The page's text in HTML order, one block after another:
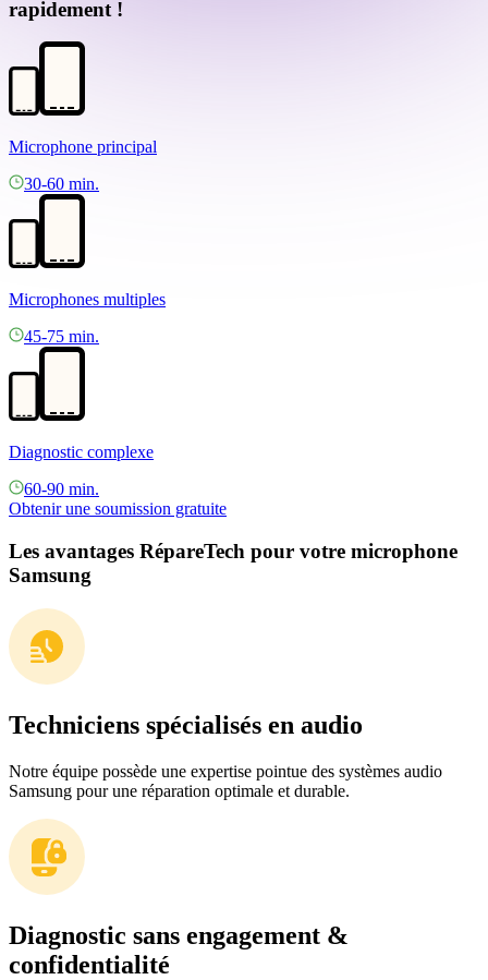
rapidement !
Microphone principal
30-60 min.
Microphones multiples
45-75 min.
Diagnostic complexe
60-90 min.
Obtenir une soumission gratuite
Les avantages RépareTech pour votre microphone
Samsung
Techniciens spécialisés en audio
Notre équipe possède une expertise pointue des systèmes audio
Samsung pour une réparation optimale et durable.
Diagnostic sans engagement &
confidentialité